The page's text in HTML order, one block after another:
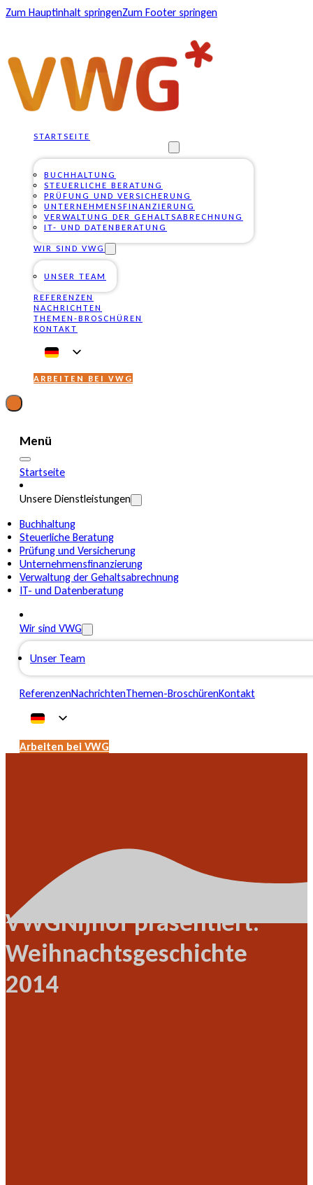
Zum Hauptinhalt springenZum Footer springen
STARTSEITE
BUCHHALTUNG
STEUERLICHE BERATUNG
PRÜFUNG UND VERSICHERUNG
UNTERNEHMENSFINANZIERUNG
VERWALTUNG DER GEHALTSABRECHNUNG
IT- UND DATENBERATUNG
WIR SIND VWG
UNSER TEAM
REFERENZEN
NACHRICHTEN
THEMEN-BROSCHÜREN
KONTAKT
ARBEITEN BEI VWG
Menü
Startseite
Unsere Dienstleistungen
Buchhaltung
Steuerliche Beratung
Prüfung und Versicherung
Unternehmensfinanzierung
Verwaltung der Gehaltsabrechnung
IT- und Datenberatung
Wir sind VWG
Unser Team
ReferenzenNachrichtenThemen-BroschürenKontakt
Arbeiten bei VWG
VWGNijhof präsentiert:
Weihnachtsgeschichte
2014